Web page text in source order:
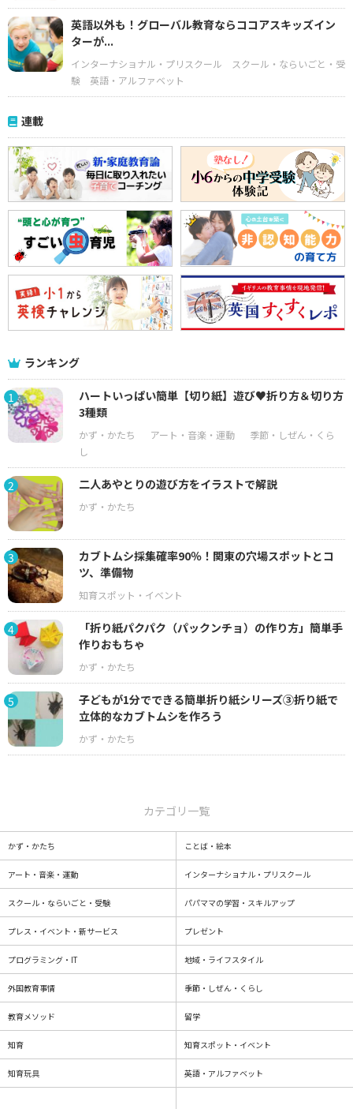
英語以外も！グローバル教育ならココアスキッズイン
ターが...
インターナショナル・プリスクール
スクール・ならいごと・受
験
英語・アルファベット
連載
ランキング
1
ハートいっぱい簡単【切り紙】遊び♥折り方＆切り方
3種類
2 二人あやとりの遊び方をイラストで解説
3
カブトムシ採集確率90％！関東の穴場スポットとコ
ツ、準備物
4
「折り紙パクパク（パックンチョ）の作り方」簡単手
作りおもちゃ
5
子どもが1分でできる簡単折り紙シリーズ③折り紙で
立体的なカブトムシを作ろう
カテゴリ一覧
かず・かたち ことば・絵本
アート・音楽・運動 インターナショナル・プリスクール
スクール・ならいごと・受験 パパママの学習・スキルアップ
プレス・イベント・新サービス プレゼント
プログラミング・IT 地域・ライフスタイル
外国教育事情 季節・しぜん・くらし
教育メソッド 留学
知育 知育スポット・イベント
知育玩具 英語・アルファベット